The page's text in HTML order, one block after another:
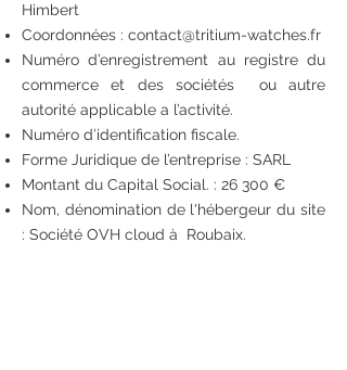
Himbert
Coordonnées : contact@tritium-watches.fr
Numéro d’enregistrement au registre du
commerce et des sociétés ou autre
autorité applicable a l’activité.
Numéro d’identification fiscale.
Forme Juridique de l’entreprise : SARL
Montant du Capital Social. : 26 300 €
Nom, dénomination de l'hébergeur du site
: Société OVH cloud à Roubaix.